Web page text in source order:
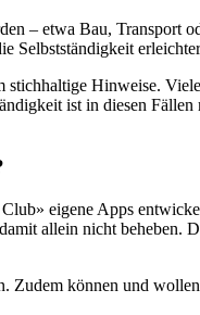
– etwa Bau, Transport
Selbstständigkeit
Hinweise.
ist in diesen Fällen
eigene Apps
allein nicht beheben.
können und